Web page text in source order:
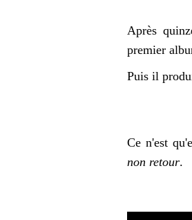
Après
premier
Puis il
Ce n'est
non retour.